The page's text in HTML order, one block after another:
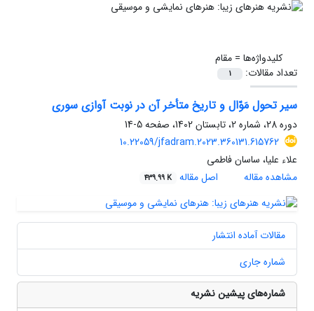
کلیدواژه‌ها =مقام
تعداد مقالات:
1
سیر تحول مَوّال و تاریخ متأخر آن در نوبت آوازی سوری
دوره 28، شماره 2، تابستان 1402، صفحه
5-14
10.22059/jfadram.2023.360131.615762
علاء علیا، ساسان فاطمی
مشاهده مقاله
اصل مقاله 439.99 K
مقالات آماده انتشار
شماره جاری
شماره‌های پیشین نشریه